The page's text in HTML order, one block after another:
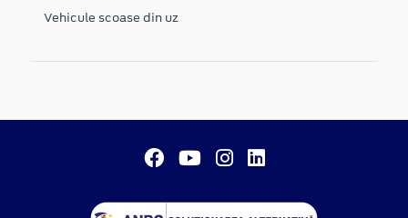
Vehicule scoase din uz